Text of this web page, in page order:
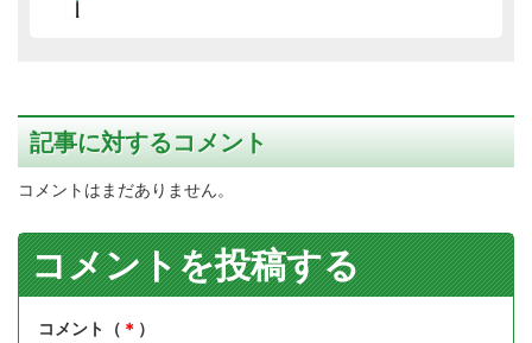
記事に対するコメント
コメントはまだありません。
コメントを投稿する
コメント（ ＊ ）